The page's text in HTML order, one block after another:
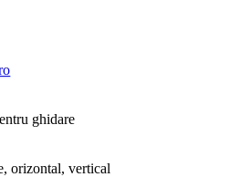
ghidare
orizontal, vertical